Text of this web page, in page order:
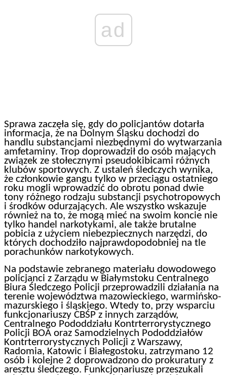
ad
Sprawa zaczęła się, gdy do policjantów dotarła
informacja, że na Dolnym Śląsku dochodzi do
handlu substancjami niezbędnymi do wytwarzania
amfetaminy. Trop doprowadził do osób mających
związek ze stołecznymi pseudokibicami różnych
klubów sportowych. Z ustaleń śledczych wynika,
że członkowie gangu tylko w przeciągu ostatniego
roku mogli wprowadzić do obrotu ponad dwie
tony różnego rodzaju substancji psychotropowych
i środków odurzających. Ale wszystko wskazuje
również na to, że mogą mieć na swoim koncie nie
tylko handel narkotykami, ale także brutalne
pobicia z użyciem niebezpiecznych narzędzi, do
których dochodziło najprawdopodobniej na tle
porachunków narkotykowych.
Na podstawie zebranego materiału dowodowego
policjanci z Zarządu w Białymstoku Centralnego
Biura Śledczego Policji przeprowadzili działania na
terenie województwa mazowieckiego, warmińsko-
mazurskiego i śląskiego. Wtedy to, przy wsparciu
funkcjonariuszy CBŚP z innych zarządów,
Centralnego Pododdziału Kontrterrorystycznego
Policji BOA oraz Samodzielnych Pododdziałów
Kontrterrorystycznych Policji z Warszawy,
Radomia, Katowic i Białegostoku, zatrzymano 12
osób i kolejne 2 doprowadzono do prokuratury z
aresztu śledczego. Funkcjonariusze przeszukali